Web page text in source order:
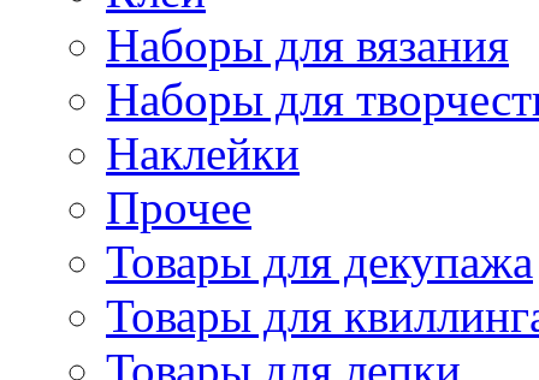
Наборы для вязания
Наборы для
Наклейки
Прочее
Товары для декупажа
Товары для
Товары для лепки